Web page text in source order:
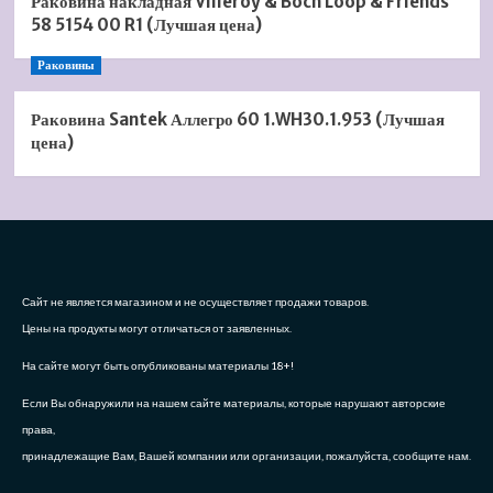
58 5154 00 R1 (Лучшая цена)
Раковины
Раковина Santek Аллегро 60 1.WH30.1.953 (Лучшая
цена)
Сайт не является магазином и не осуществляет продажи товаров.
Цены на продукты могут отличаться от заявленных.
На сайте могут быть опубликованы материалы 18+!
Если Вы обнаружили на нашем сайте материалы, которые нарушают авторские
права,
принадлежащие Вам, Вашей компании или организации, пожалуйста, сообщите нам.